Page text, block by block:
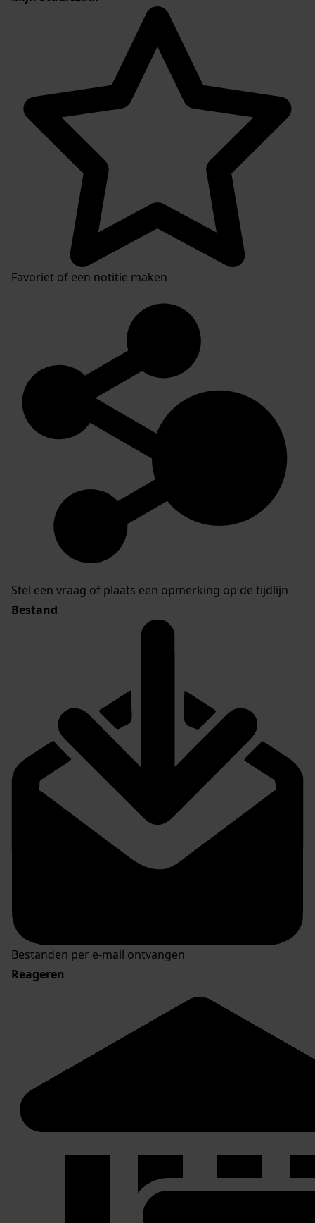
Favoriet of een notitie maken
Stel een vraag of plaats een opmerking op de tijdlijn
Bestand
Bestanden per e-mail ontvangen
Reageren